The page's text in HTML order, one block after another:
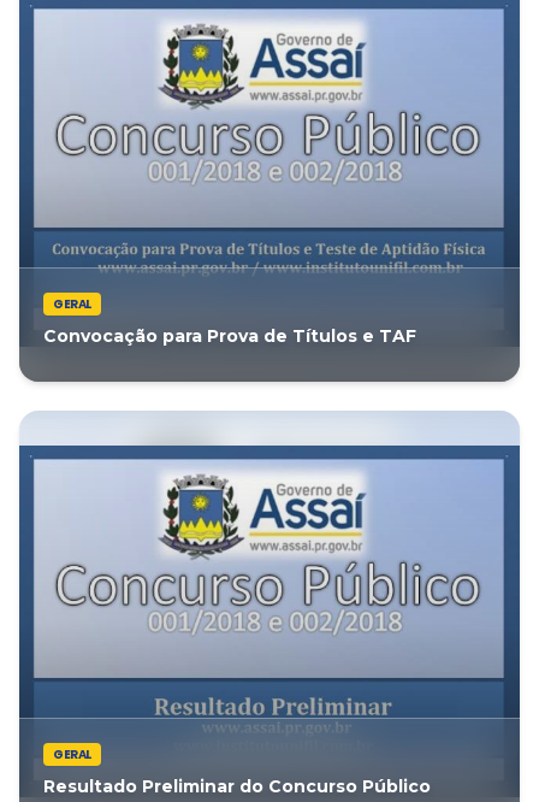
ACESSIBILIDADE
A- A+
CLIMA AGORA
Poucas nuvens
GERAL
Convocação para Prova de Títulos e TAF
GERAL
Resultado Preliminar do Concurso Público